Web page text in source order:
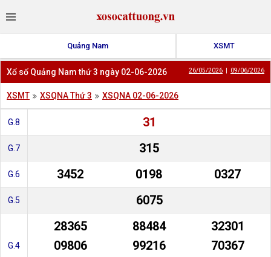
Quảng Nam XSMT
Xổ số Quảng Nam thứ 3 ngày 02-06-2026 26/05/2026 09/06/2026
XSMT XSQNA Thứ 3 XSQNA 02-06-2026
G.8 31
G.7 315
G.6 3452 0198 0327
G.5 6075
G.4
28365 88484
32301
09806
99216
70367